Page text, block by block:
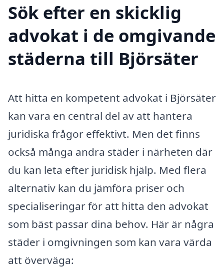
Sök efter en skicklig
advokat i de omgivande
städerna till Björsäter
Att hitta en kompetent advokat i Björsäter
kan vara en central del av att hantera
juridiska frågor effektivt. Men det finns
också många andra städer i närheten där
du kan leta efter juridisk hjälp. Med flera
alternativ kan du jämföra priser och
specialiseringar för att hitta den advokat
som bäst passar dina behov. Här är några
städer i omgivningen som kan vara värda
att överväga: